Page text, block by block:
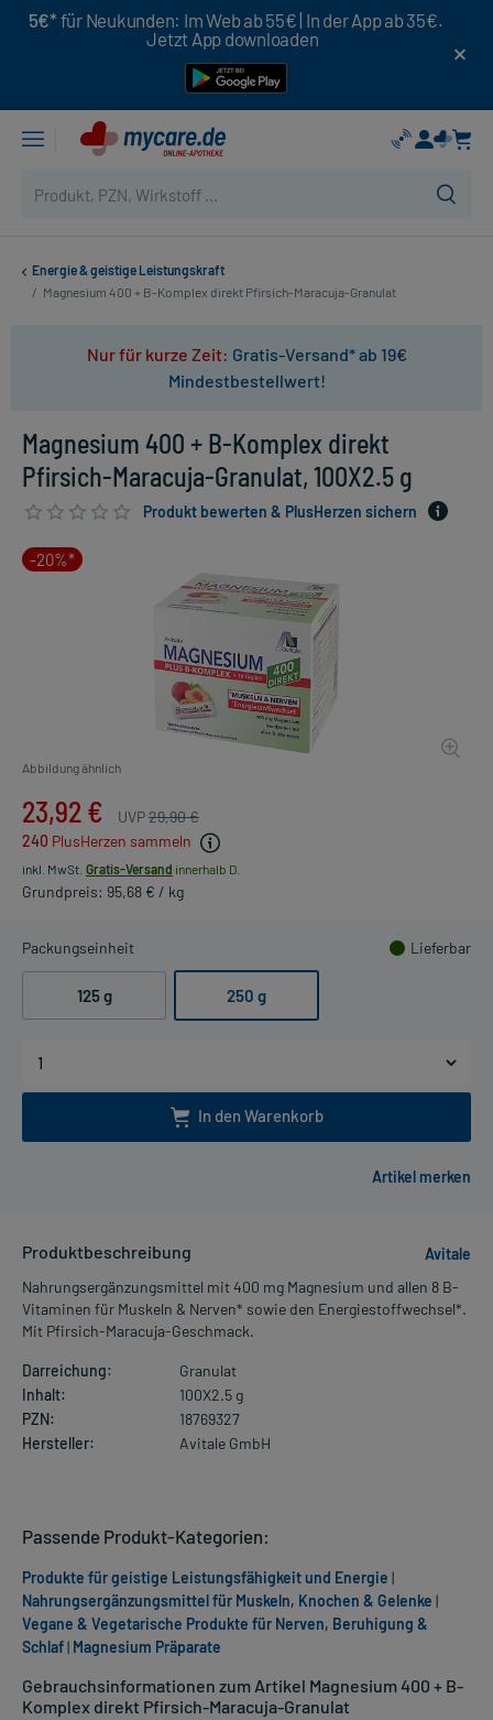
5€* für Neukunden: Im Web ab 55€ | In der App ab 35€.
Jetzt App downloaden
Energie & geistige Leistungskraft
/ Magnesium 400 + B-Komplex direkt Pfirsich-Maracuja-Granulat
Nur für kurze Zeit: Gratis-Versand* ab 19€
Mindestbestellwert!
Magnesium 400 + B-Komplex direkt
Pfirsich-Maracuja-Granulat, 100X2.5 g
Produkt bewerten & PlusHerzen sichern
-20%*
Abbildung ähnlich
23,92 € UVP29,90 €
240 PlusHerzen sammeln
inkl. MwSt. Gratis-Versand innerhalb D.
Grundpreis: 95,68 € / kg
Packungseinheit Lieferbar
125 g 250 g
In den Warenkorb
Produktbeschreibung
Avitale
Nahrungsergänzungsmittel mit 400 mg Magnesium und allen 8 B-
Vitaminen für Muskeln & Nerven* sowie den Energiestoffwechsel*.
Mit Pfirsich-Maracuja-Geschmack.
Darreichung:
Granulat
Inhalt:
100X2.5 g
PZN:
18769327
Hersteller:
Avitale GmbH
Gebrauchsinformationen zum Artikel Magnesium 400 + B-
Komplex direkt Pfirsich-Maracuja-Granulat
Passende Produkt-Kategorien:
Produkte für geistige Leistungsfähigkeit und Energie |
Nahrungsergänzungsmittel für Muskeln, Knochen & Gelenke |
Vegane & Vegetarische Produkte für Nerven, Beruhigung &
Schlaf| Magnesium Präparate